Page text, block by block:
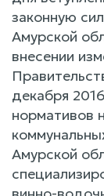
законную
Амурской
внесении
декабря
нормативов
Амурской